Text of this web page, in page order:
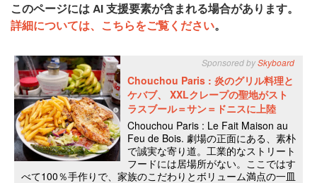
このページには AI 支援要素が含まれる場合があります。
詳細については、こちらをご覧ください。